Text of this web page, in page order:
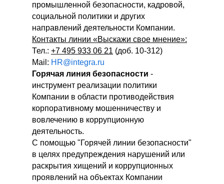
промышленной безопасности, кадровой,
социальной политики и других
направлений деятельности Компании.
Контакты линии «Выскажи свое мнение»:
Тел.: +7 495 933 06 21 (доб. 10-312)
Mail: HR@integra.ru
Горячая линия безопасности -
инструмент реализации политики
Компании в области противодействия
корпоративному мошенничеству и
вовлечению в коррупционную
деятельность.
С помощью "Горячей линии безопасности"
в целях предупреждения нарушений или
раскрытия хищений и коррупционных
проявлений на объектах Компании